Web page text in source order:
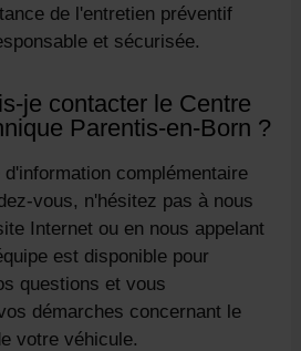
de l'entretien préventif
et sécurisée.
je contacter le Centre
Parentis-en-Born ?
complémentaire
vous, n'hésitez pas à nous
Internet ou en nous appelant
est disponible pour
questions et vous
démarches concernant le
votre véhicule.